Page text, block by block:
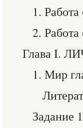
1.
2.
Глава I.
1. Мир
Задание